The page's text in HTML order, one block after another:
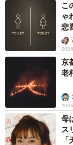
こ
ゃ
悲
く
京
老
母
ス